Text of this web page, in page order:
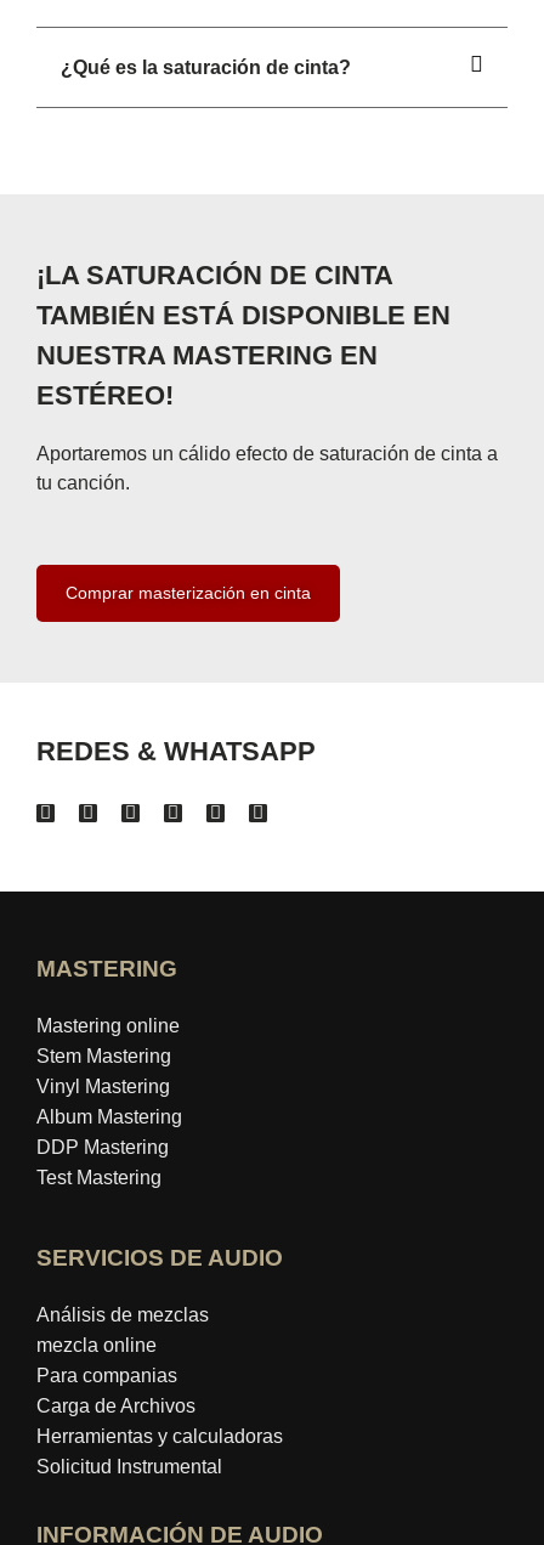
¿Qué es la saturación de cinta?
¡LA SATURACIÓN DE CINTA
TAMBIÉN ESTÁ DISPONIBLE EN
NUESTRA MASTERING EN
ESTÉREO!
Aportaremos un cálido efecto de saturación de cinta a
tu canción.
Comprar masterización en cinta
REDES & WHATSAPP
MASTERING
Mastering online
Stem Mastering
Vinyl Mastering
Album Mastering
DDP Mastering
Test Mastering
SERVICIOS DE AUDIO
Análisis de mezclas
mezcla online
Para companias
Carga de Archivos
Herramientas y calculadoras
Solicitud Instrumental
INFORMACIÓN DE AUDIO